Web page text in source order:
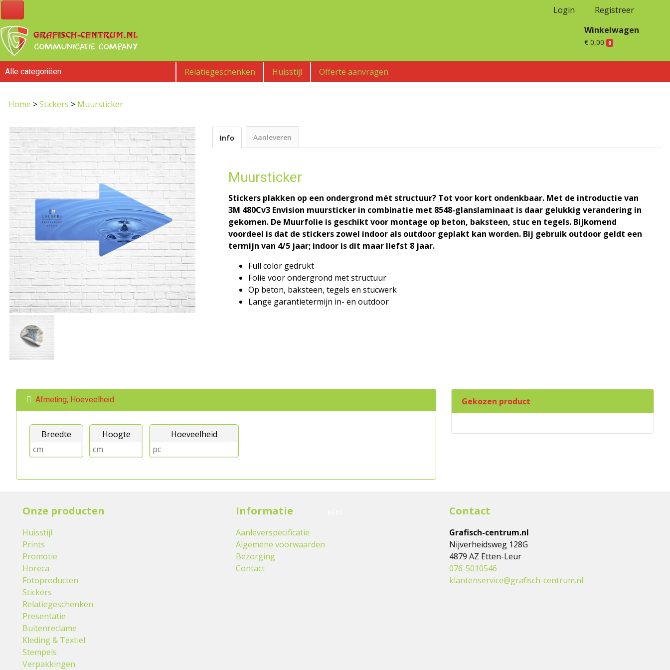
Login
Registreer
Winkelwagen
€ 0,00 0
Alle categoriëen Offerte aanvragen
Huisstijl
Relatiegeschenken
Home >Stickers > Muursticker
Info Aanleveren
Muursticker
Stickers plakken op een ondergrond mét structuur? Tot voor kort ondenkbaar. Met de introductie van
3M 480Cv3 Envision muursticker in combinatie met 8548-glanslaminaat is daar gelukkig verandering in
gekomen. De Muurfolie is geschikt voor montage op beton, baksteen, stuc en tegels. Bijkomend
voordeel is dat de stickers zowel indoor als outdoor geplakt kan worden. Bij gebruik outdoor geldt een
termijn van 4/5 jaar; indoor is dit maar liefst 8 jaar.
Full color gedrukt
Folie voor ondergrond met structuur
Op beton, baksteen, tegels en stucwerk
Lange garantietermijn in- en outdoor
Afmeting, Hoeveelheid
Breedte Hoogte Hoeveelheid
Gekozen product
Onze producten
Huisstijl
Prints
Promotie
Horeca
Fotoproducten
Stickers
Relatiegeschenken
Presentatie
Buitenreclame
Kleding & Textiel
Stempels
Verpakkingen
Informatie
Aanleverspecificatie
Algemene voorwaarden
Bezorging
Contact
Contact
Grafisch-centrum.nl
Nijverheidsweg 128G
4879 AZ Etten-Leur
076-5010546
klantenservice@grafisch-centrum.nl